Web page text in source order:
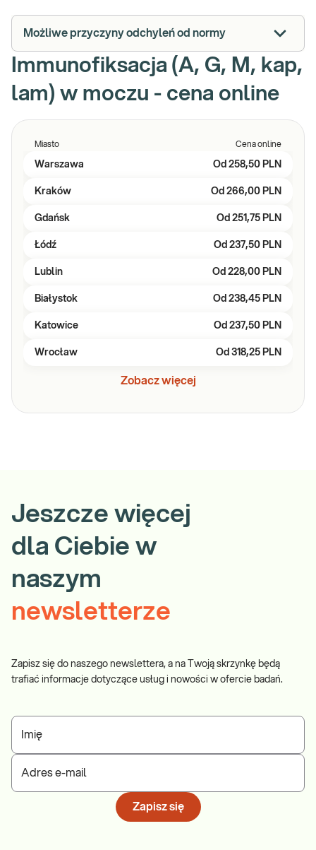
Możliwe przyczyny odchyleń od normy
Immunofiksacja (A, G, M, kap,
lam) w moczu - cena online
Miasto Cena online
Warszawa Od 258,50 PLN
Kraków Od 266,00 PLN
Gdańsk Od 251,75 PLN
Łódź Od 237,50 PLN
Lublin Od 228,00 PLN
Białystok Od 238,45 PLN
Katowice Od 237,50 PLN
Wrocław Od 318,25 PLN
Zobacz więcej
Jeszcze więcej
dla Ciebie w
naszym
newsletterze
Zapisz się do naszego newslettera, a na Twoją skrzynkę będą
trafiać informacje dotyczące usług i nowości w ofercie badań.
Imię
Adres e-mail
Zapisz się